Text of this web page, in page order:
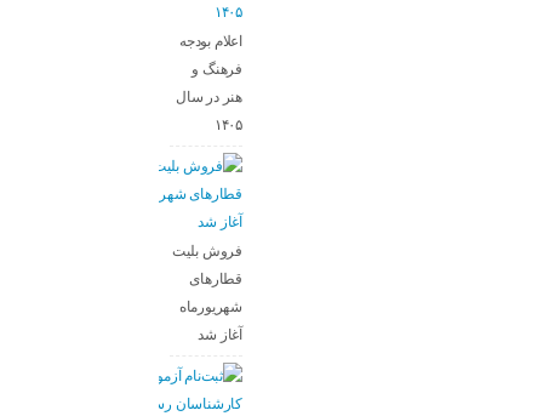
اعلام بودجه
فرهنگ و
هنر در سال
۱۴۰۵
فروش بلیت
قطارهای
شهریورماه
آغاز شد